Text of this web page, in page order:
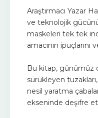
Araştırmacı Yazar
ve teknolojik
maskeleri tek tek
amacının ipuçlarını
Bu kitap, günümüz
sürükleyen
nesil yaratma
ekseninde deşifre